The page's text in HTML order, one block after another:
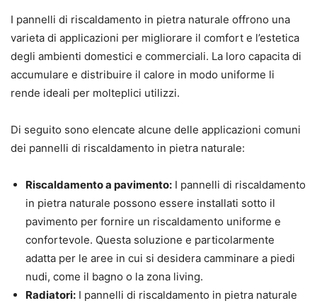
I pannelli di riscaldamento in pietra naturale offrono una
varieta di applicazioni per migliorare il comfort e l’estetica
degli ambienti domestici e commerciali. La loro capacita di
accumulare e distribuire il calore in modo uniforme li
rende ideali per molteplici utilizzi.
Di seguito sono elencate alcune delle applicazioni comuni
dei pannelli di riscaldamento in pietra naturale:
Riscaldamento a pavimento: I pannelli di riscaldamento
in pietra naturale possono essere installati sotto il
pavimento per fornire un riscaldamento uniforme e
confortevole. Questa soluzione e particolarmente
adatta per le aree in cui si desidera camminare a piedi
nudi, come il bagno o la zona living.
Radiatori: I pannelli di riscaldamento in pietra naturale